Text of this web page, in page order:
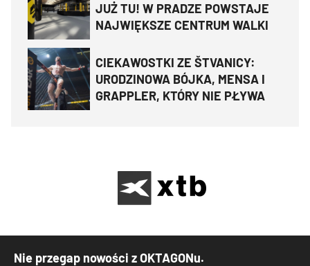
JUŻ TU! W PRADZE POWSTAJE
NAJWIĘKSZE CENTRUM WALKI
CIEKAWOSTKI ZE ŠTVANICY:
URODZINOWA BÓJKA, MENSA I
GRAPPLER, KTÓRY NIE PŁYWA
Nie przegap nowości z OKTAGONu.